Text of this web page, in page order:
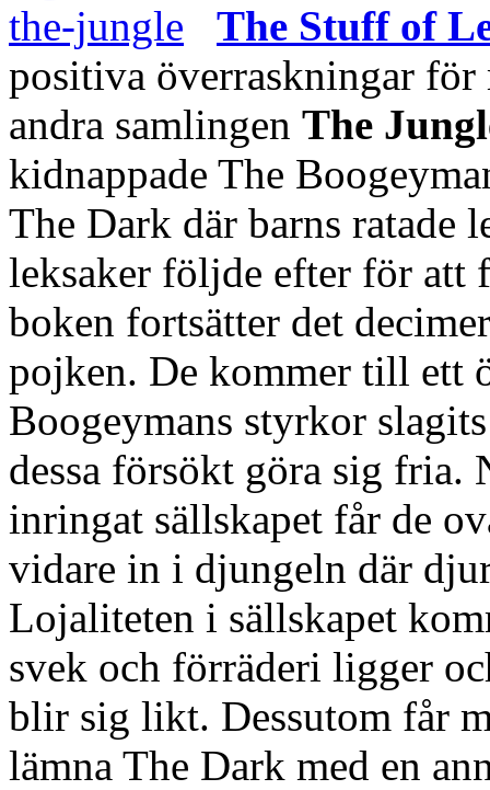
The Stuff of
positiva överraskningar
andra samlingen The
kidnappade The
The Dark där barns ratade
leksaker följde efter för att
boken fortsätter det
pojken. De kommer till ett
Boogeymans styrkor
dessa försökt göra sig fria.
inringat sällskapet får de
vidare in i djungeln där
Lojaliteten i sällskapet
svek och förräderi ligger
blir sig likt. Dessutom får
lämna The Dark med en